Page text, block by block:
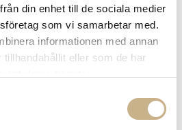
din enhet till de sociala medier
som vi samarbetar med.
informationen med annan
eller som de har
Fler varianter Beställningsvara
&tradition
FLOWERPOT VP1